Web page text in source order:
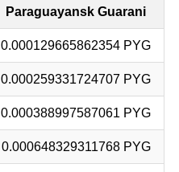
Paraguayansk Guarani
0.000129665862354 PYG
0.000259331724707 PYG
0.000388997587061 PYG
0.000648329311768 PYG